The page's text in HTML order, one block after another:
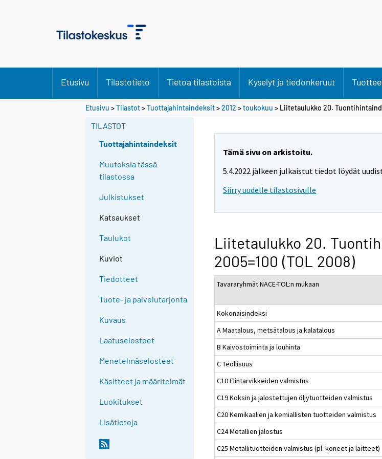
Etusivu Tilastotieto Tietoa tilastoista Kyselyt ja tiedonkeruut
Etusivu >Tilastot>Tuottajahintaindeksit>2012 >toukokuu > Liitetaulukko 20.
TILASTOT
Tuottajahintaindeksit
Muutoksia tässä
tilastossa
Julkistukset
Katsaukset
Taulukot
Kuviot
Tiedotteet
Tuote- ja palvelutarjonta
Kuvaus
Laatuselosteet
Menetelmäselosteet
Käsitteet ja määritelmät
Luokitukset
Lisätietoja
Tämä sivu on arkistoitu.
5.4.2022 jälkeen julkaistut tiedot löydät
Siirry uudelle tilastosivulle
Liitetaulukko 20.
2005=100 (TOL 2008)
Tavararyhmät NACE-TOL:n mukaan
Kokonaisindeksi
A Maatalous, metsätalous ja kalatalous
B Kaivostoiminta ja louhinta
C Teollisuus
C10 Elintarvikkeiden valmistus
C19 Koksin ja jalostettujen öljytuotteiden valmistus
C20 Kemikaalien ja kemiallisten tuotteiden valmistus
C24 Metallien jalostus
C25 Metallituotteiden valmistus (pl. koneet ja laitteet)